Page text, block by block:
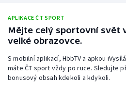
Rychlostní kanoistika
Short track
Sportovní střelba
APLIKACE ČT SPORT
Mějte celý sportovní svět
velké obrazovce.
S mobilní aplikací, HbbTV a apkou
máte ČT sport vždy po ruce. Sledujte
bonusový obsah kdekoli a kdykoli.